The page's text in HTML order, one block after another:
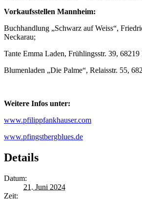
Vorkaufsstellen Mannheim:
Buchhandlung „Schwarz auf Weiss“,
Neckarau;
Tante Emma Laden, Frühlingsstr. 39,
Blumenladen „Die Palme“, Relaisstr. 55,
Weitere Infos unter:
www.pfilippfankhauser.com
www.pfingstbergblues.de
Details
Datum:
21. Juni 2024
Zeit: